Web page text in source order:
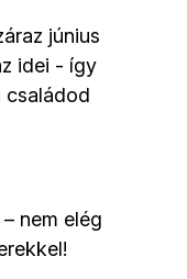
június
idei - így
családod
nem elég